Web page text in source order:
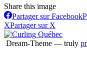
Share this image
Partager sur Facebook
XPartager sur X
Dream-Theme — truly